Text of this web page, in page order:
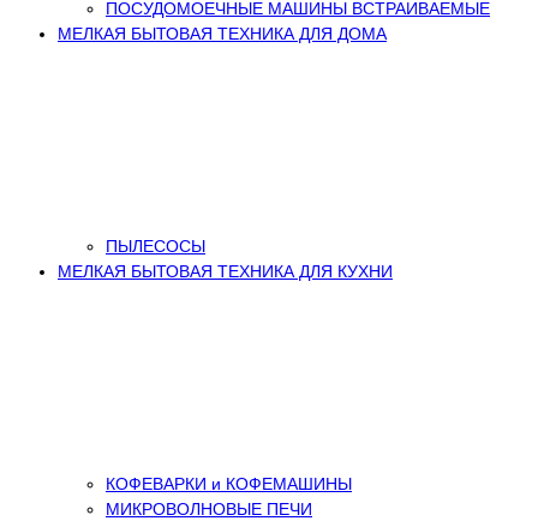
ПОСУДОМОЕЧНЫЕ МАШИНЫ ВСТРАИВАЕМЫЕ
МЕЛКАЯ БЫТОВАЯ ТЕХНИКА ДЛЯ ДОМА
ПЫЛЕСОСЫ
МЕЛКАЯ БЫТОВАЯ ТЕХНИКА ДЛЯ КУХНИ
КОФЕВАРКИ и КОФЕМАШИНЫ
МИКРОВОЛНОВЫЕ ПЕЧИ